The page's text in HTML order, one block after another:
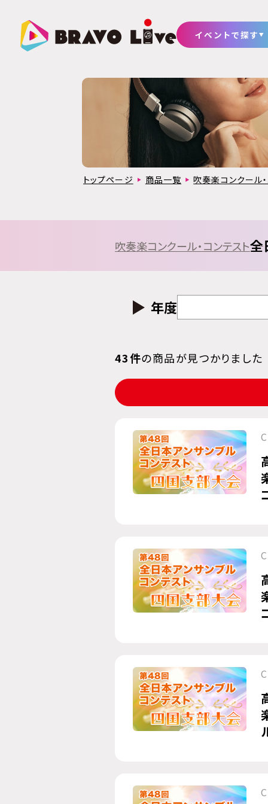
イベントで探す
トップページ 商品一覧 吹奏楽コンクール
吹奏楽コンクール・コンテスト全
年度
43件の商品が見つかりました